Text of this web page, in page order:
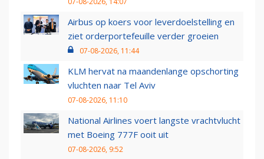
Airbus op koers voor leverdoelstelling en
ziet orderportefeuille verder groeien
07-08-2026, 11:44
KLM hervat na maandenlange opschorting
vluchten naar Tel Aviv
07-08-2026, 11:10
National Airlines voert langste vrachtvlucht
met Boeing 777F ooit uit
07-08-2026, 9:52